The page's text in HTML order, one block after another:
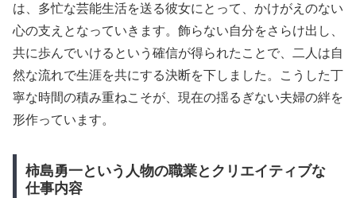
は、多忙な芸能生活を送る彼女にとって、かけがえのない
心の支えとなっていきます。飾らない自分をさらけ出し、
共に歩んでいけるという確信が得られたことで、二人は自
然な流れで生涯を共にする決断を下しました。こうした丁
寧な時間の積み重ねこそが、現在の揺るぎない夫婦の絆を
形作っています。
柿島勇一という人物の職業とクリエイティブな
仕事内容